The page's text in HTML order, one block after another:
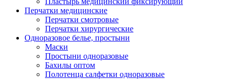
Перчатки медицинские
Перчатки смотровые
Перчатки хирургические
Одноразовое белье, простыни
Маски
Простыни одноразовые
Бахилы оптом
Полотенца салфетки одноразовые